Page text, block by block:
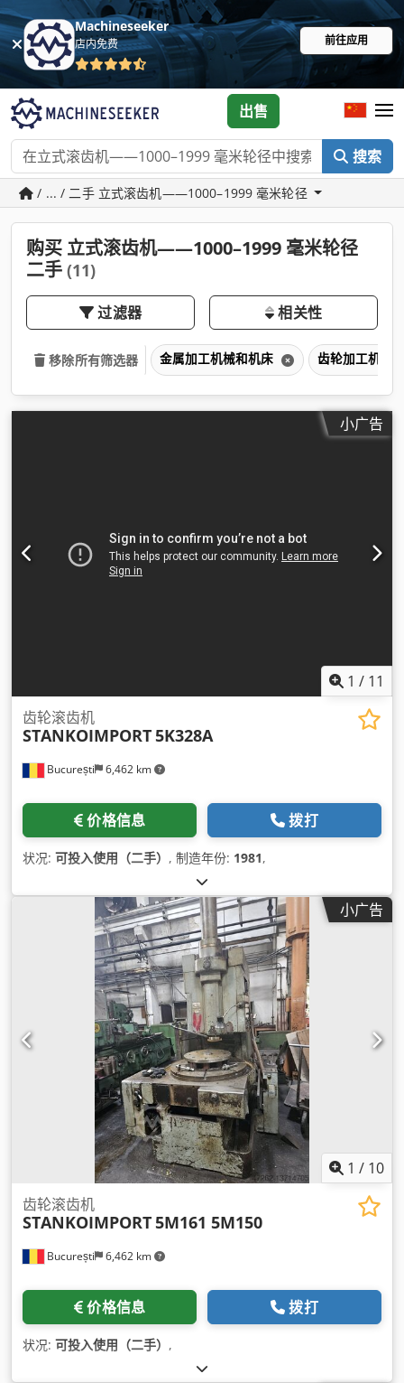
Machineseeker
店内免费 前往应用
搜索
出售
/ ... / 二手 立式滚齿机——1000–1999 毫米轮径
购买 立式滚齿机——1000–1999 毫米轮径
二手 (11)
过滤器 相关性
移除所有筛选器 金属加工机械和机床 齿轮加工机床
小广告
1 / 11
București 6,462 km
齿轮滚齿机
STANKOIMPORT5K328A
价格信息 拨打
状况: 可投入使用（二手） , 制造年份: 1981,
小广告
1 / 10
București 6,462 km
齿轮滚齿机
STANKOIMPORT5M161 5M150
价格信息 拨打
状况: 可投入使用（二手） ,